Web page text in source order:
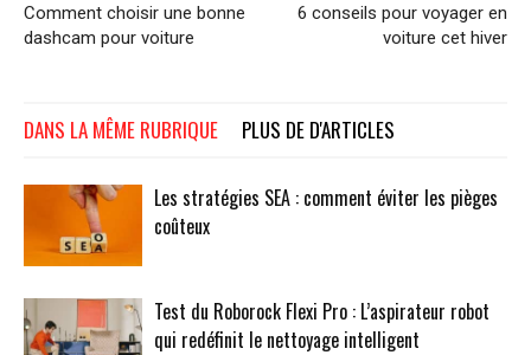
Comment choisir une bonne
dashcam pour voiture
6 conseils pour voyager en
voiture cet hiver
DANS LA MÊME RUBRIQUE PLUS DE D'ARTICLES
Les stratégies SEA : comment éviter les pièges
coûteux
Test du Roborock Flexi Pro : L’aspirateur robot
qui redéfinit le nettoyage intelligent